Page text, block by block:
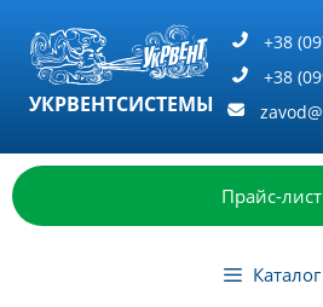
содержимому
УКРВЕНТСИСТЕМЫ
+38
+38
Прайс-лист
Каталог